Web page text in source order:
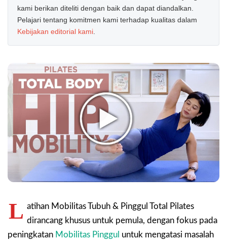
kami berikan diteliti dengan baik dan dapat diandalkan.
Pelajari tentang komitmen kami terhadap kualitas dalam
Kebijakan editorial kami
L atihan Mobilitas Tubuh & Pinggul Total Pilates
dirancang khusus untuk pemula, dengan fokus pada
peningkatan Mobilitas Pinggul untuk mengatasi masalah